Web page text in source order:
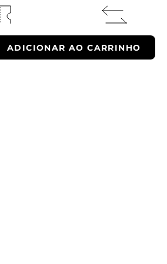
ADICIONAR AO CARRINHO
OFF ENTREGAEXPRESSA
para a cidade de São Paulo
*consultar regulamento